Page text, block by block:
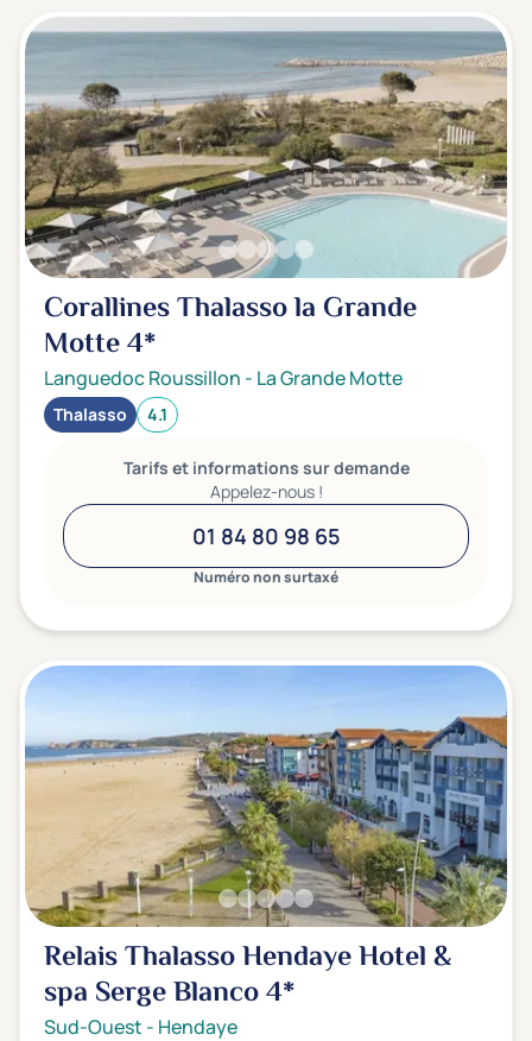
Corallines Thalasso la Grande
Motte4*
Languedoc Roussillon - La Grande Motte
Thalasso 4.1
Tarifs et informations sur demande
Appelez-nous !
01 84 80 98 65
Numéro non surtaxé
Relais Thalasso Hendaye Hotel &
spa Serge Blanco4*
Sud-Ouest - Hendaye